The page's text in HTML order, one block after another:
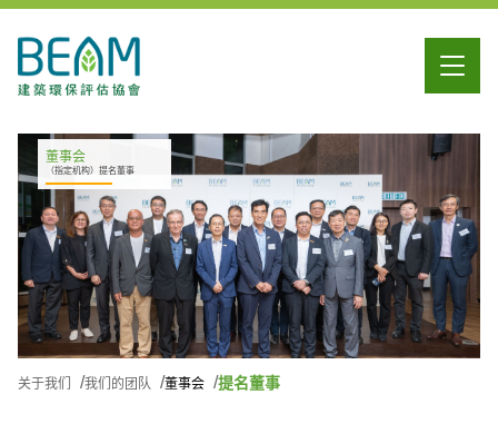
董事会
（指定机构）提名董事
关于我们 我们的团队 董事会 提名董事